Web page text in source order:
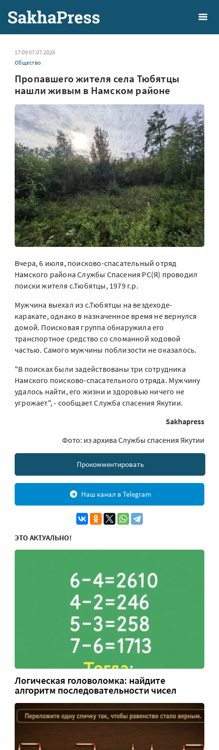
17:09 07.07.2026
Общество
Пропавшего жителя села Тюбятцы
нашли живым в Намском районе
Вчера, 6 июля, поисково-спасательный отряд
Намского района Службы Спасения РС(Я) проводил
поиски жителя с.Тюбятцы, 1979 г.р.
Мужчина выехал из с.Тюбятцы на вездеходе-
каракате, однако в назначенное время не вернулся
домой. Поисковая группа обнаружила его
транспортное средство со сломанной ходовой
частью. Самого мужчины поблизости не оказалось.
"В поисках были задействованы три сотрудника
Намского поисково-спасательного отряда. Мужчину
удалось найти, его жизни и здоровью ничего не
угрожает", - сообщает Служба спасения Якутии.
Sakhapress
Фото: из архива Службы спасения Якутии
Прокомментировать
Наш канал в Telegram
ЭТО АКТУАЛЬНО!
Логическая головоломка: найдите
алгоритм последовательности чисел